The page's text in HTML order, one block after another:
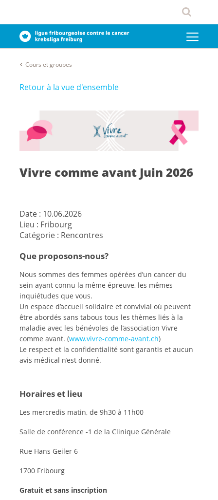
Cours et groupes
Retour à la vue d'ensemble
Vivre comme avant Juin 2026
Date : 10.06.2026
Lieu : Fribourg
Catégorie : Rencontres
Que proposons-nous?
Nous sommes des femmes opérées d’un cancer du
sein ayant connu la même épreuve, les mêmes
inquiétudes que vous.
Un espace d’accueil solidaire et convivial où peuvent
être abordés sans tabous tous les thèmes liés à la
maladie avec les bénévoles de l’association Vivre
comme avant. (www.vivre-comme-avant.ch)
Le respect et la confidentialité sont garantis et aucun
avis médical n’est donné.
Horaires et lieu
Les mercredis matin, de 9h30 à 11h00
Salle de conférence -1 de la Clinique Générale
Rue Hans Geiler 6
1700 Fribourg
Gratuit et sans inscription